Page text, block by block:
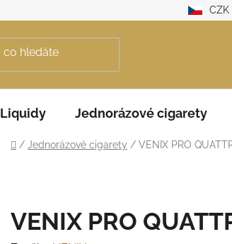
Reklamační řád
CZK
Liquidy Jednorázové cigarety
Domů
/ Jednorázové cigarety / VENIX PRO
VENIX PRO